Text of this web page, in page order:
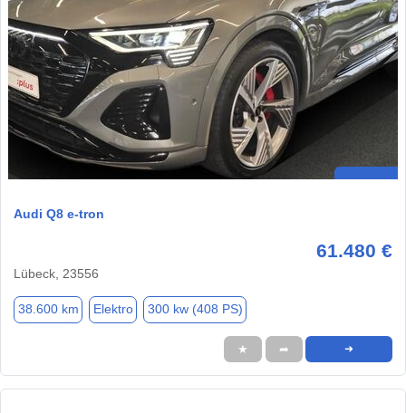
Audi Q8 e-tron
61.480 €
Lübeck, 23556
38.600 km Elektro 300 kw (408 PS)
★ ➦ ➜